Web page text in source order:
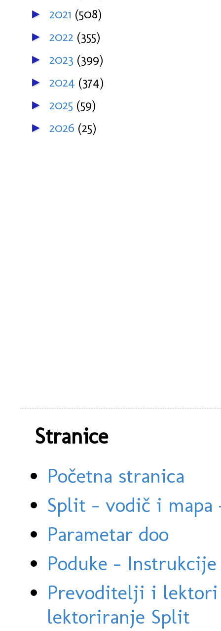
► 2021 (508)
► 2022 (355)
► 2023 (399)
► 2024 (374)
► 2025 (59)
► 2026 (25)
Stranice
Početna stranica
Split - vodič i
Parametar doo
Poduke -
Prevoditelji i
lektoriranje Split